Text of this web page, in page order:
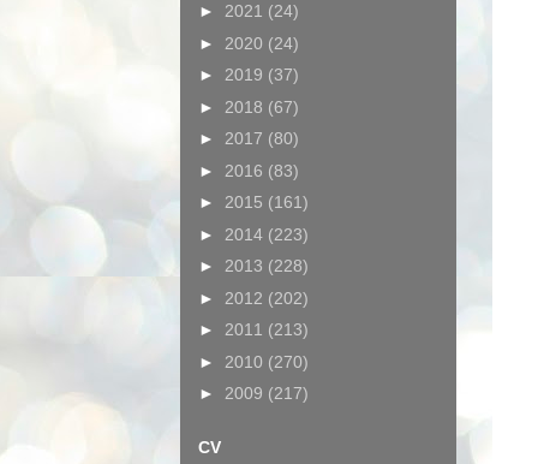
► 2021 (24)
► 2020 (24)
► 2019 (37)
► 2018 (67)
► 2017 (80)
► 2016 (83)
► 2015 (161)
► 2014 (223)
► 2013 (228)
► 2012 (202)
► 2011 (213)
► 2010 (270)
► 2009 (217)
CV